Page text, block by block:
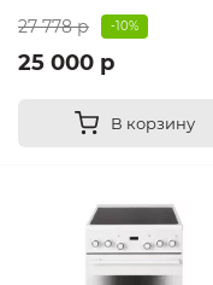
27 778 р -10%
25 000 р
В корзину